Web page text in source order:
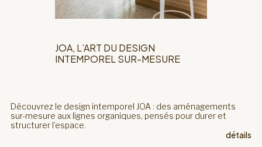
JOA, L’ART DU DESIGN
INTEMPOREL SUR-MESURE
Découvrez le design intemporel JOA : des aménagements
sur-mesure aux lignes organiques, pensés pour durer et
structurer l’espace.
détails